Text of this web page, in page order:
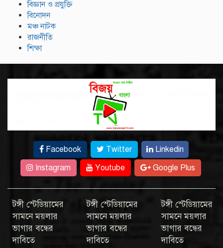
বিজ্ঞান ও প্রযুক্তি
বিনোদন
মঞ্চ নাটক
রাজনীতি
শিক্ষা
Facebook Twitter
Linkedin
Instagram
Youtube Google Plus
টঙ্গী স্টেডিয়ামের
সামনে ময়লার
ভাগার বন্ধের
দাবিতে
টঙ্গী স্টেডিয়ামের
সামনে ময়লার
ভাগার বন্ধের
দাবিতে
টঙ্গী স্টেডিয়ামের
সামনে ময়লার
ভাগার বন্ধের
দাবিতে